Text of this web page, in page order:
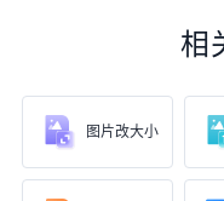
相
图片改大小